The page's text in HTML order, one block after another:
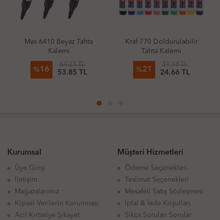
Mas 6410 Beyaz Tahta
Kalemi
%16
64.21 TL
53.85 TL
Kraf 770 Doldurulabilir
Tahta Kalemi
%21
31.18 TL
24.66 TL
Kurumsal
Üye Girişi
İletişim
Mağazalarımız
Kişisel Verilerin Korunması
Acil Kırtasiye Şikayet
Müşteri Hizmetleri
Ödeme Seçenekleri
Teslimat Seçenekleri
Mesafeli Satış Sözleşmesi
İptal & İade Koşulları
Sıkça Sorulan Sorular